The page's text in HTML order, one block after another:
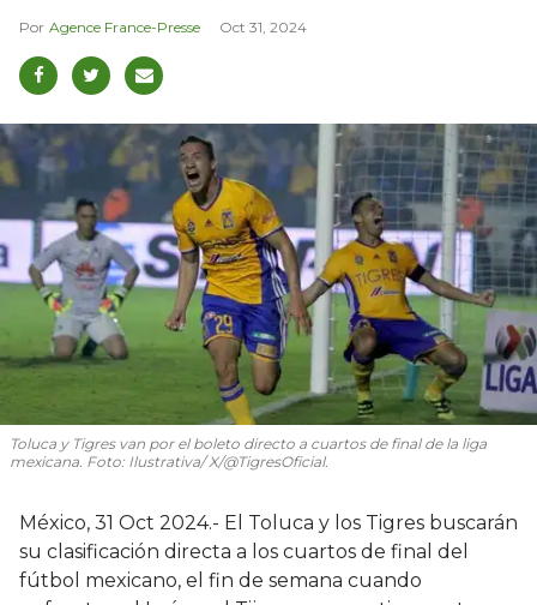
Agence France-Presse Oct 31, 2024
Toluca y Tigres van por el boleto directo a cuartos de final de la liga
mexicana. Foto: Ilustrativa/ X/@TigresOficial.
México, 31 Oct 2024.- El Toluca y los Tigres buscarán
su clasificación directa a los cuartos de final del
fútbol mexicano, el fin de semana cuando